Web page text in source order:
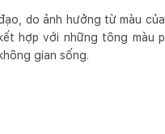
do ảnh hưởng từ màu
hợp với những tông màu
gian sống.